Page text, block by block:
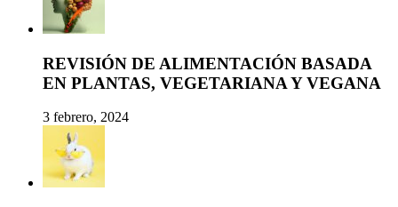
REVISIÓN DE ALIMENTACIÓN BASADA
EN PLANTAS, VEGETARIANA Y VEGANA
3 febrero, 2024